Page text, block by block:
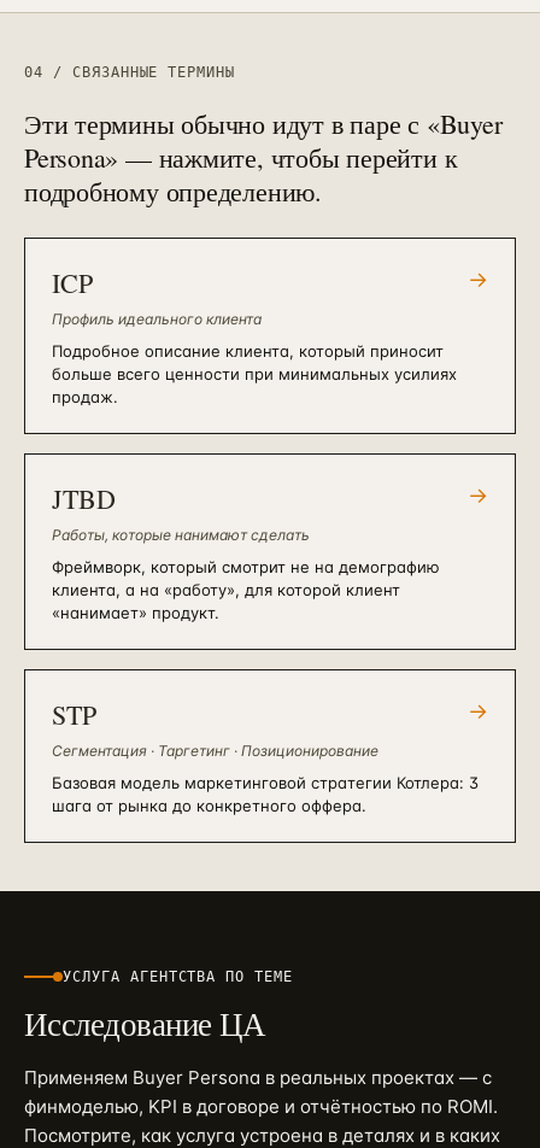
04 / СВЯЗАННЫЕ ТЕРМИНЫ
Эти термины обычно идут в паре с «Buyer
Persona» — нажмите, чтобы перейти к
подробному определению.
ICP
Профиль идеального клиента
Подробное описание клиента, который приносит
больше всего ценности при минимальных усилиях
продаж.
→
JTBD
Работы, которые нанимают сделать
Фреймворк, который смотрит не на демографию
клиента, а на «работу», для которой клиент
«нанимает» продукт.
→
STP
Сегментация · Таргетинг · Позиционирование
Базовая модель маркетинговой стратегии Котлера: 3
шага от рынка до конкретного оффера.
→
УСЛУГА АГЕНТСТВА ПО ТЕМЕ
Исследование ЦА
Применяем Buyer Persona в реальных проектах — с
финмоделью, KPI в договоре и отчётностью по ROMI.
Посмотрите, как услуга устроена в деталях и в каких